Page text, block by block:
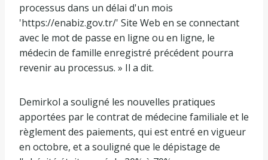
processus dans un délai d'un mois
'https://enabiz.gov.tr/' Site Web en se connectant
avec le mot de passe en ligne ou en ligne, le
médecin de famille enregistré précédent pourra
revenir au processus. » Il a dit.
Demirkol a souligné les nouvelles pratiques
apportées par le contrat de médecine familiale et le
règlement des paiements, qui est entré en vigueur
en octobre, et a souligné que le dépistage de